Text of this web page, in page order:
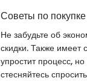
Советы по
Не забудьте об
скидки. Также имеет
упростит процесс,
стесняйтесь